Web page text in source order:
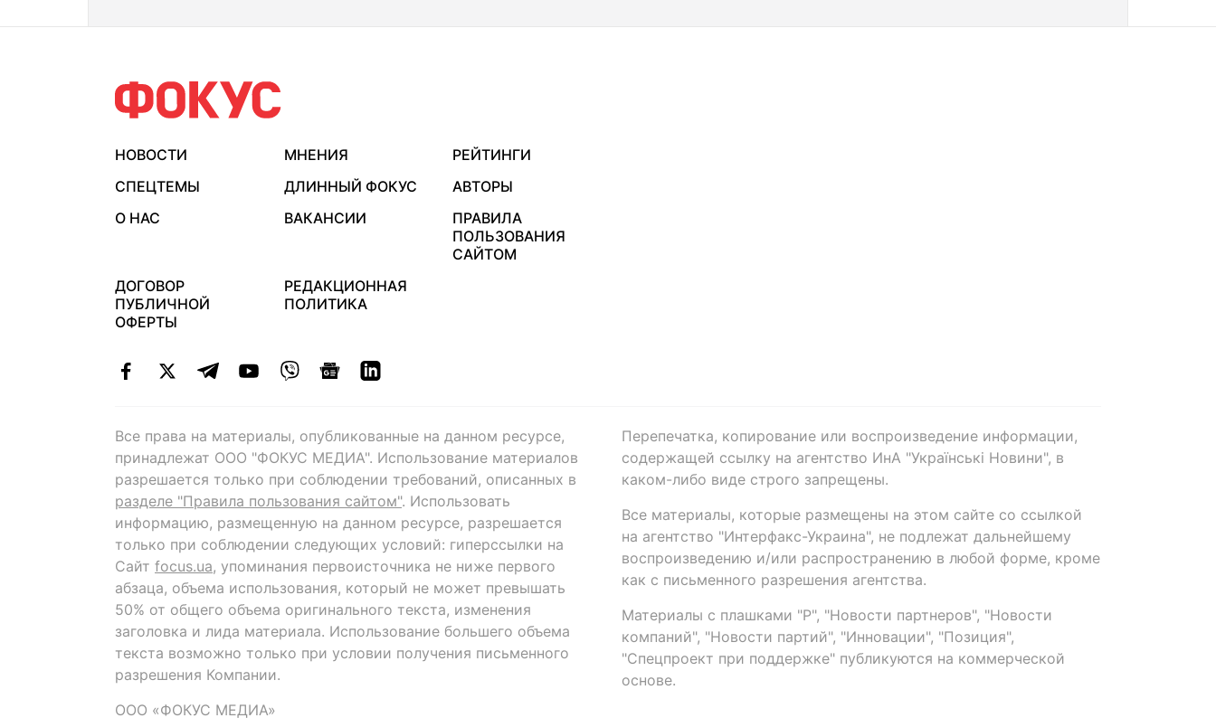
НОВОСТИ МНЕНИЯ
РЕЙТИНГИ
СПЕЦТЕМЫ
ДЛИННЫЙ ФОКУС
АВТОРЫ
О НАС
ВАКАНСИИ
ПРАВИЛА
ПОЛЬЗОВАНИЯ
САЙТОМ
ДОГОВОР
ПУБЛИЧНОЙ
ОФЕРТЫ
РЕДАКЦИОННАЯ
ПОЛИТИКА
Все права на материалы, опубликованные на данном ресурсе,
принадлежат ООО "ФОКУС МЕДИА". Использование материалов
разрешается только при соблюдении требований, описанных в
разделе "Правила пользования сайтом". Использовать
информацию, размещенную на данном ресурсе, разрешается
только при соблюдении следующих условий: гиперссылки на
Сайт focus.ua, упоминания первоисточника не ниже первого
абзаца, объема использования, который не может превышать
50% от общего объема оригинального текста, изменения
заголовка и лида материала. Использование большего объема
текста возможно только при условии получения письменного
разрешения Компании.
ООО «ФОКУС МЕДИА»
Перепечатка, копирование или воспроизведение информации,
содержащей ссылку на агентство ИнА "Українські Новини", в
каком-либо виде строго запрещены.
Все материалы, которые размещены на этом сайте со ссылкой
на агентство "Интерфакс-Украина", не подлежат дальнейшему
воспроизведению и/или распространению в любой форме, кроме
как с письменного разрешения агентства.
Материалы с плашками "Р", "Новости партнеров", "Новости
компаний", "Новости партий", "Инновации", "Позиция",
"Спецпроект при поддержке" публикуются на коммерческой
основе.